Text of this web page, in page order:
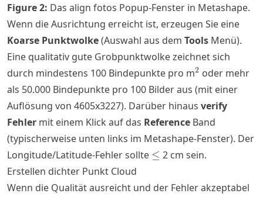
Figure2: Das align fotos Popup-Fenster in Metashape.
Wenn die Ausrichtung erreicht ist, erzeugen Sie eine
Koarse Punktwolke(Auswahl aus dem Tools Menü).
Eine qualitativ gute Grobpunktwolke zeichnet sich
durch mindestens 100 Bindepunkte pro m^2
2 oder mehr
als 50.000 Bindepunkte pro 100 Bilder aus (mit einer
Auflösung von 4605x3227). Darüber hinaus verify
Fehler mit einem Klick auf das Reference Band
(typischerweise unten links im Metashape-Fenster). Der
Longitude/Latitude-Fehler sollte \leq
≤ 2 cm sein.
Erstellen dichter Punkt Cloud
Wenn die Qualität ausreicht und der Fehler akzeptabel